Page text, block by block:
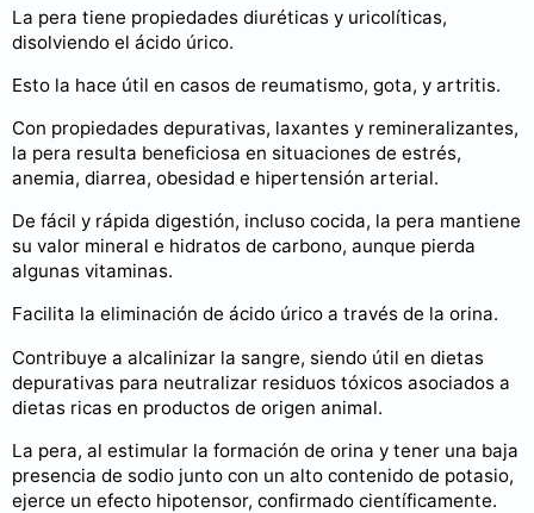
La pera tiene propiedades diuréticas y uricolíticas,
disolviendo el ácido úrico.
Esto la hace útil en casos de reumatismo, gota, y artritis.
Con propiedades depurativas, laxantes y remineralizantes,
la pera resulta beneficiosa en situaciones de estrés,
anemia, diarrea, obesidad e hipertensión arterial.
De fácil y rápida digestión, incluso cocida, la pera mantiene
su valor mineral e hidratos de carbono, aunque pierda
algunas vitaminas.
Facilita la eliminación de ácido úrico a través de la orina.
Contribuye a alcalinizar la sangre, siendo útil en dietas
depurativas para neutralizar residuos tóxicos asociados a
dietas ricas en productos de origen animal.
La pera, al estimular la formación de orina y tener una baja
presencia de sodio junto con un alto contenido de potasio,
ejerce un efecto hipotensor, confirmado científicamente.